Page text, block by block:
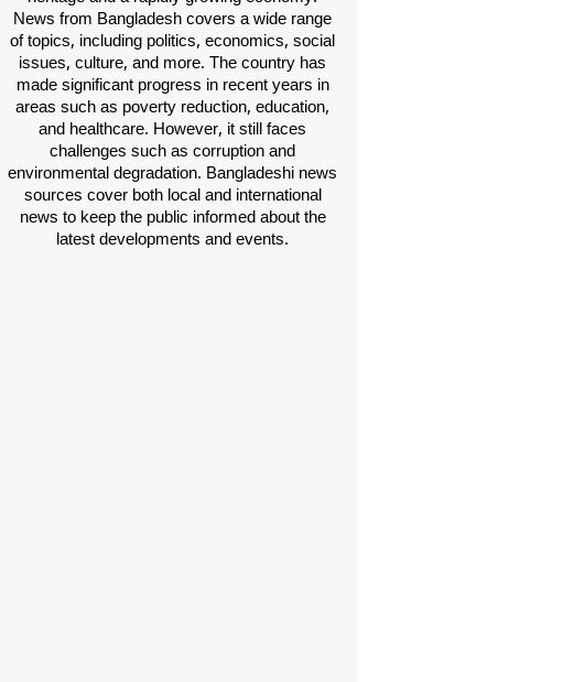
News from Bangladesh covers a wide range
of topics, including politics, economics, social
issues, culture, and more. The country has
made significant progress in recent years in
areas such as poverty reduction, education,
and healthcare. However, it still faces
challenges such as corruption and
environmental degradation. Bangladeshi news
sources cover both local and international
news to keep the public informed about the
latest developments and events.